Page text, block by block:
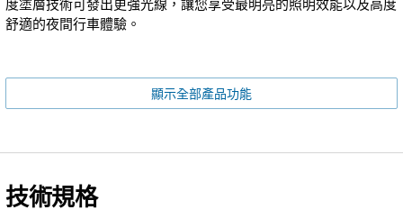
度塗層技術可發出更強光線，讓您享受最明亮的照明效能以及高度
舒適的夜間行車體驗。
顯示全部產品功能
技術規格